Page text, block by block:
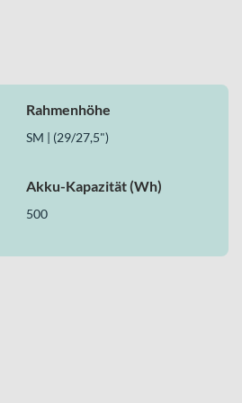
und wartungsarmer
jede Fahrt durch die Stadt
Rahmenhöhe
SM | (29/27,5")
Akku-Kapazität (Wh)
500